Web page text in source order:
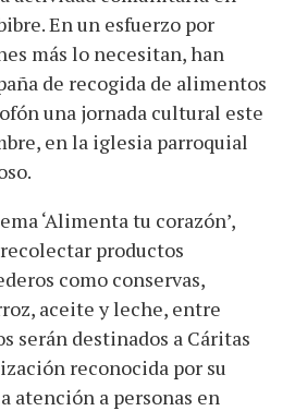
En un esfuerzo por
más lo necesitan, han
de recogida de alimentos
una jornada cultural este
en la iglesia parroquial
‘Alimenta tu corazón’,
productos
como conservas,
aceite y leche, entre
serán destinados a Cáritas
reconocida por su
atención a personas en